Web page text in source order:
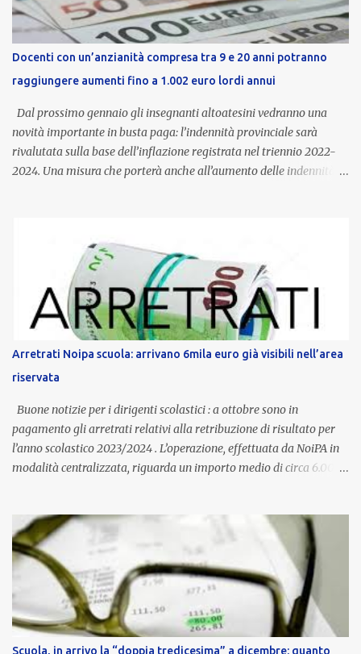
Docenti con un’anzianità compresa tra 9 e 20 anni potranno
raggiungere aumenti fino a 1.002 euro lordi annui
Dal prossimo gennaio gli insegnanti altoatesini vedranno una
novità importante in busta paga: l’indennità provinciale sarà
rivalutata sulla base dell’inflazione registrata nel triennio 2022-
2024. Una misura che porterà anche all’aumento delle indennità di
dedicato alle donne vittime di violenza di genere, in linea con la
normativa nazionale e con l’obiettivo di offrire maggiore tutela e
supporto in situazioni delicate. L’indennità provinciale per i docenti
è un unicum in Italia: si tratta di una misura esclusiva della
Provincia autonoma di Bolzano, che integra in maniera stabile lo
stipendio nazionale grazie alle prerogative garantite
dall’autonomia locale. Non è un bonus temporaneo né un
compenso accessorio, ma una voce strutturale di retribuzione,
aggiornata periodicamente in base al cost...
Arretrati Noipa scuola: arrivano 6mila euro già visibili nell’area
riservata
Buone notizie per i dirigenti scolastici : a ottobre sono in
pagamento gli arretrati relativi alla retribuzione di risultato per
l’anno scolastico 2023/2024 . L’operazione, effettuata da NoiPA in
modalità centralizzata, riguarda un importo medio di circa 6.000
ordinaria di ottobre . Cos’è la retribuzione di risultato La
retribuzione di risultato rappresenta la parte variabile dello
stipendio dei dirigenti scolastici. Viene corrisposta per valorizzare
la qualità dell’attività svolta, la gestione delle risorse e il
raggiungimento degli obiettivi fissati dal Ministero dell’Istruzione
e del Merito (MIM) . Per l’anno scolastico 2023/2024, il MIM ha
completato la procedura di valutazione e trasmesso i dati a NoiPA,
Scuola, in arrivo la “doppia tredicesima” a dicembre: quanto